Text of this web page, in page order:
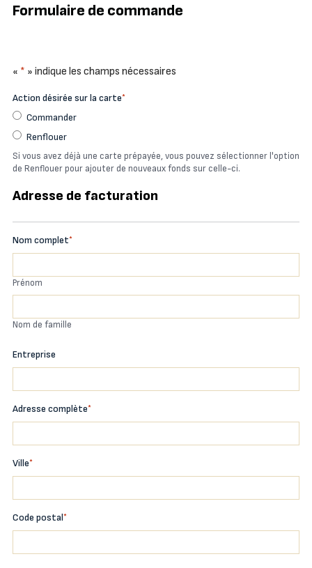
Formulaire de commande
« * » indique les champs nécessaires
Action désirée sur la carte*
Commander
Renflouer
Si vous avez déjà une carte prépayée, vous pouvez sélectionner l'option
de Renflouer pour ajouter de nouveaux fonds sur celle-ci.
Adresse de facturation
Nom complet*
Prénom
Nom de famille
Entreprise
Adresse complète*
Ville*
Code postal*